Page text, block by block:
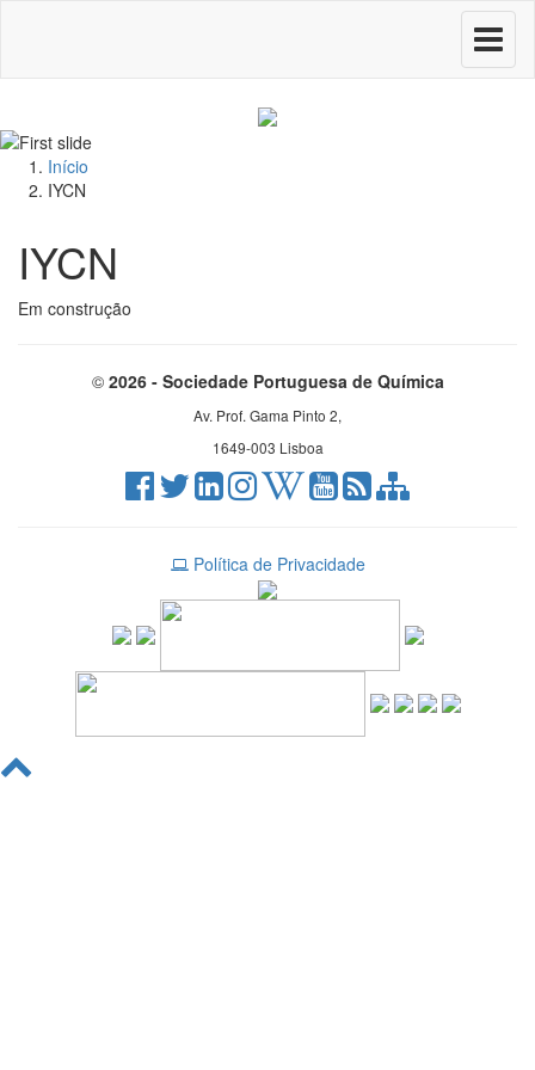
Toggle
Início
IYCN
IYCN
Em construção
© 2026 - Sociedade Portuguesa de Química
Av. Prof. Gama Pinto 2,
1649-003 Lisboa
Política de Privacidade